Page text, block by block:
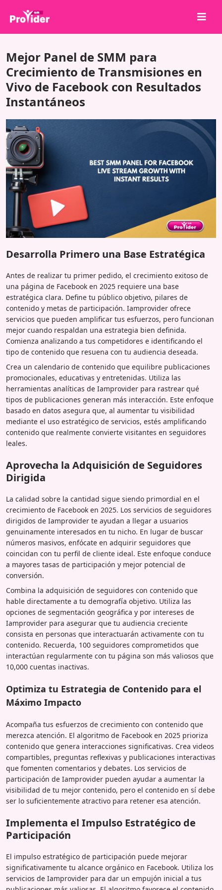
Sobre nosotros
Iniciar sesión
Registrarse
Servicios
API
Términos
Blog
Mejor Panel de SMM para
Crecimiento de Transmisiones en
Vivo de Facebook con Resultados
Instantáneos
Desarrolla Primero una Base Estratégica
Antes de realizar tu primer pedido, el crecimiento exitoso de
una página de Facebook en 2025 requiere una base
estratégica clara. Define tu público objetivo, pilares de
contenido y metas de participación. Iamprovider ofrece
servicios que pueden amplificar tus esfuerzos, pero funcionan
mejor cuando respaldan una estrategia bien definida.
Comienza analizando a tus competidores e identificando el
tipo de contenido que resuena con tu audiencia deseada.
Crea un calendario de contenido que equilibre publicaciones
promocionales, educativas y entretenidas. Utiliza las
herramientas analíticas de Iamprovider para rastrear qué
tipos de publicaciones generan más interacción. Este enfoque
basado en datos asegura que, al aumentar tu visibilidad
mediante el uso estratégico de servicios, estés amplificando
contenido que realmente convierte visitantes en seguidores
leales.
Aprovecha la Adquisición de Seguidores
Dirigida
La calidad sobre la cantidad sigue siendo primordial en el
crecimiento de Facebook en 2025. Los servicios de seguidores
dirigidos de Iamprovider te ayudan a llegar a usuarios
genuinamente interesados en tu nicho. En lugar de buscar
números masivos, enfócate en adquirir seguidores que
coincidan con tu perfil de cliente ideal. Este enfoque conduce
a mayores tasas de participación y mejor potencial de
conversión.
Combina la adquisición de seguidores con contenido que
hable directamente a tu demografía objetivo. Utiliza las
opciones de segmentación geográfica y por intereses de
Iamprovider para asegurar que tu audiencia creciente
consista en personas que interactuarán activamente con tu
contenido. Recuerda, 100 seguidores comprometidos que
interactúan regularmente con tu página son más valiosos que
10,000 cuentas inactivas.
Optimiza tu Estrategia de Contenido para el
Máximo Impacto
Acompaña tus esfuerzos de crecimiento con contenido que
merezca atención. El algoritmo de Facebook en 2025 prioriza
contenido que genera interacciones significativas. Crea videos
compartibles, preguntas reflexivas y publicaciones interactivas
que fomenten comentarios y debates. Los servicios de
participación de Iamprovider pueden ayudar a aumentar la
visibilidad de tu mejor contenido, pero el contenido en sí debe
ser lo suficientemente atractivo para retener esa atención.
Implementa el Impulso Estratégico de
Participación
El impulso estratégico de participación puede mejorar
significativamente tu alcance orgánico en Facebook. Utiliza los
servicios de Iamprovider para dar un empujón inicial a tus